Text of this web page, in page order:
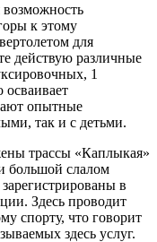
к этому
для
действую различные
1
осваивает
опытные
так и с детьми.
трассы «Каплыкая»
большой слалом
в
Здесь проводит
спорту, что говорит
здесь услуг.